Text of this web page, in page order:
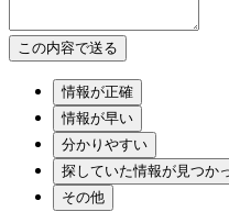
情報が正確
情報が早い
分かりやすい
探していた情報が見つか
その他